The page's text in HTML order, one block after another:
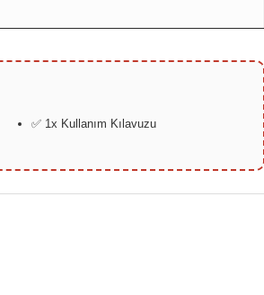
✅ 1x Kullanım Kılavuzu